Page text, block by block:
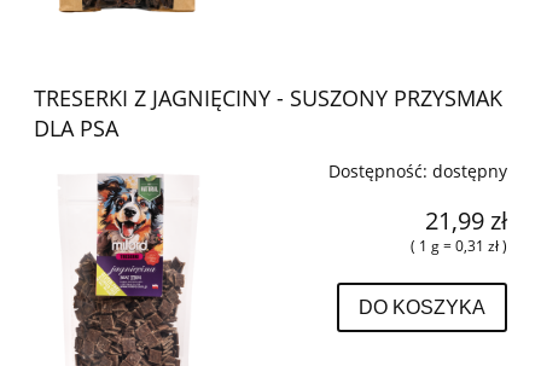
TRESERKI Z JAGNIĘCINY - SUSZONY PRZYSMAK
DLA PSA
Dostępność: dostępny
21,99 zł
( 1 g = 0,31 zł )
DO KOSZYKA